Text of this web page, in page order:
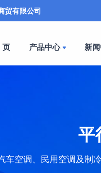
贸有限公司
页 产品中心 新
平
车空调、民用空调及制